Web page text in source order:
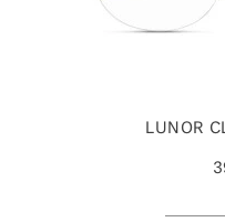
LUNOR